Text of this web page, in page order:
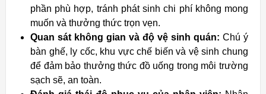
phần phù hợp, tránh phát sinh chi phí không mong
muốn và thưởng thức trọn vẹn.
Quan sát không gian và độ vệ sinh quán: Chú ý
bàn ghế, ly cốc, khu vực chế biến và vệ sinh chung
để đảm bảo thưởng thức đồ uống trong môi trường
sạch sẽ, an toàn.